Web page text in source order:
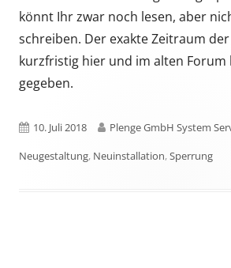
könnt Ihr zwar noch lesen, aber
schreiben. Der exakte Zeitraum
kurzfristig hier und im alten Forum
gegeben.
Published
on
10. Juli 2018 Author
Plenge GmbH System
Neugestaltung, Neuinstallation,Sperrung